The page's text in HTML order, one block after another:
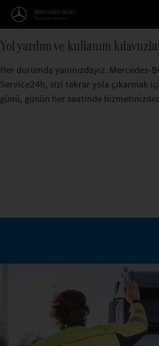
Yol yardım ve kullanım
Her durumda yanınızdayız. Mercedes-
Service24h, sizi tekrar yola çıkarmak
günü, günün her saatinde